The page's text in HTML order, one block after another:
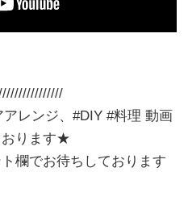
レンジ、#DIY #料理 動画
おります★
欄でお待ちしております